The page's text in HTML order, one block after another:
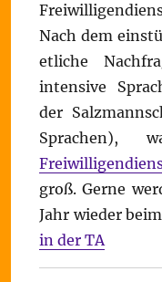
Nach dem
etliche
intensive
der
Sprachen),
groß. Gerne
Jahr wieder
in der TA